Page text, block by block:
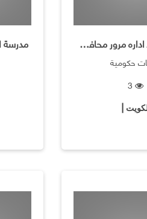
وزاره الداخليه ـ اداره مرور محافظه الجهراء
حكومية
3
|
مدرسة